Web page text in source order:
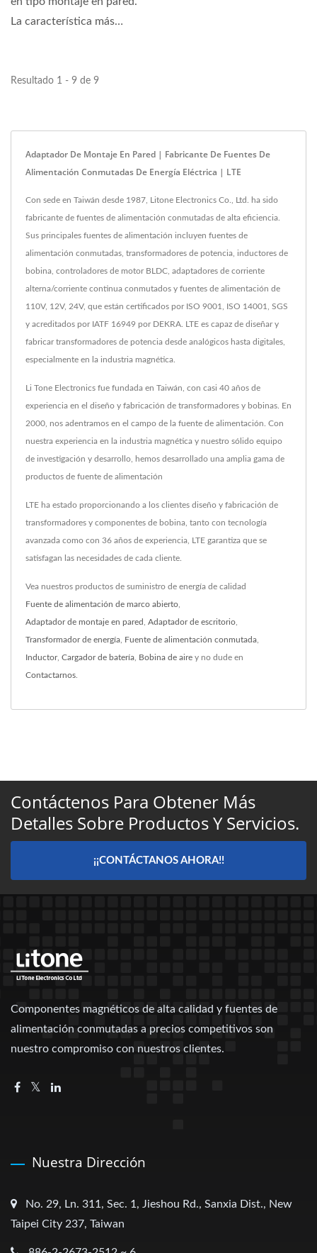
La característica más
Resultado 1 - 9 de 9
Adaptador De Montaje En Pared | Fabricante De Fuentes De
Alimentación Conmutadas De Energía Eléctrica | LTE
Con sede en Taiwán desde 1987, Litone Electronics Co., Ltd. ha sido
fabricante de fuentes de alimentación conmutadas de alta eficiencia.
Sus principales fuentes de alimentación incluyen fuentes de
alimentación conmutadas, transformadores de potencia, inductores de
bobina, controladores de motor BLDC, adaptadores de corriente
alterna/corriente continua conmutados y fuentes de alimentación de
110V, 12V, 24V, que están certificados por ISO 9001, ISO 14001, SGS
y acreditados por IATF 16949 por DEKRA. LTE es capaz de diseñar y
fabricar transformadores de potencia desde analógicos hasta digitales,
especialmente en la industria magnética.
Li Tone Electronics fue fundada en Taiwán, con casi 40 años de
experiencia en el diseño y fabricación de transformadores y bobinas. En
2000, nos adentramos en el campo de la fuente de alimentación. Con
nuestra experiencia en la industria magnética y nuestro sólido equipo
de investigación y desarrollo, hemos desarrollado una amplia gama de
productos de fuente de alimentación
LTE ha estado proporcionando a los clientes diseño y fabricación de
transformadores y componentes de bobina, tanto con tecnología
avanzada como con 36 años de experiencia, LTE garantiza que se
satisfagan las necesidades de cada cliente.
Vea nuestros productos de suministro de energía de calidad
Fuente de alimentación de marco abierto
Adaptador de montaje en pared Adaptador de escritorio
Transformador de energía Fuente de alimentación conmutada
Inductor, Cargador de batería Bobina de aire y no dude en
Contactarnos
Contáctenos Para Obtener Más
Detalles Sobre Productos Y Servicios.
¡¡CONTÁCTANOS AHORA!!
Componentes magnéticos de alta calidad y fuentes de
alimentación conmutadas a precios competitivos son
nuestro compromiso con nuestros clientes.
Nuestra Dirección
No. 29, Ln. 311, Sec. 1, Jieshou Rd., Sanxia Dist., New
Taipei City 237, Taiwan